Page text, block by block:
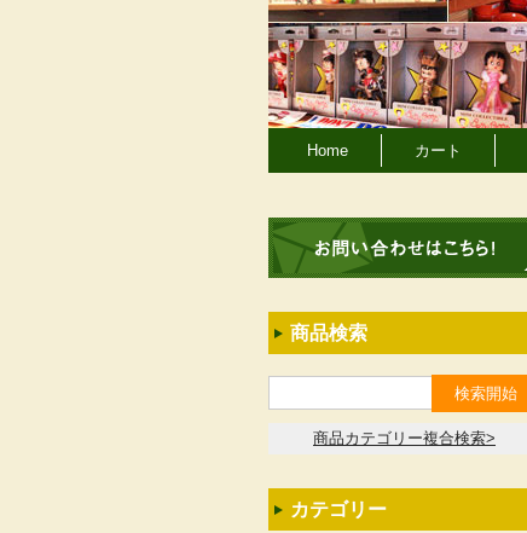
Home カート
商品検索
商品カテゴリー複合検索>
カテゴリー